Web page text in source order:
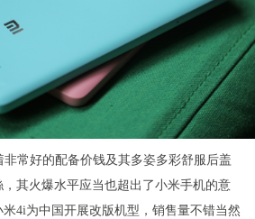
非常好的配备价钱及其多姿多彩舒服后盖
其火爆水平应当也超出了小米手机的意
4i为中国开展改版机型，销售量不错当然